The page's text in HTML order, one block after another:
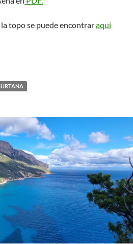
topo se puede encontraraquí
Silence. Surtana